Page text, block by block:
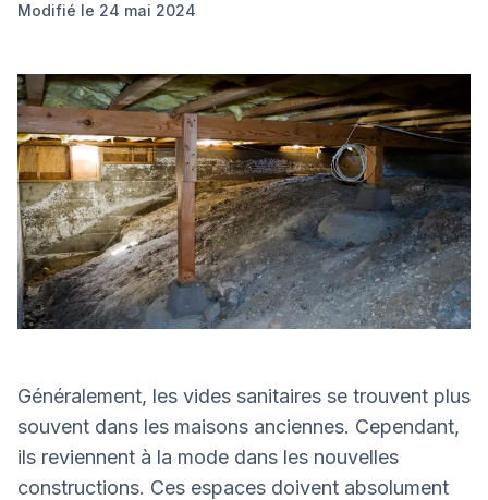
Modifié le 24 mai 2024
Généralement, les vides sanitaires se trouvent plus
souvent dans les maisons anciennes. Cependant,
ils reviennent à la mode dans les nouvelles
constructions. Ces espaces doivent absolument